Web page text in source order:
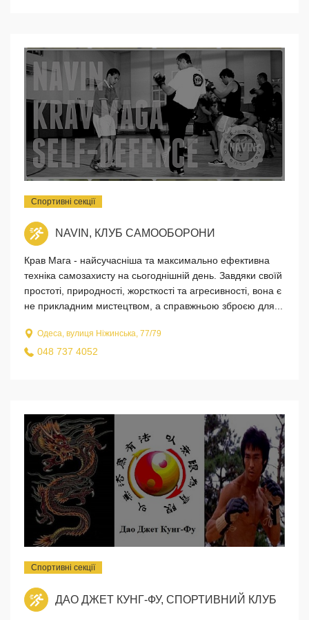
Спортивні секції
NAVIN, КЛУБ САМООБОРОНИ
Крав Мага - найсучасніша та максимально ефективна
техніка самозахисту на сьогоднішній день. Завдяки своїй
простоті, природності, жорсткості та агресивності, вона є
не прикладним мистецтвом, а справжньою зброєю для...
Одеса, вулиця Ніжинська, 77/79
048 737 4052
Спортивні секції
ДАО ДЖЕТ КУНГ-ФУ, СПОРТИВНИЙ КЛУБ